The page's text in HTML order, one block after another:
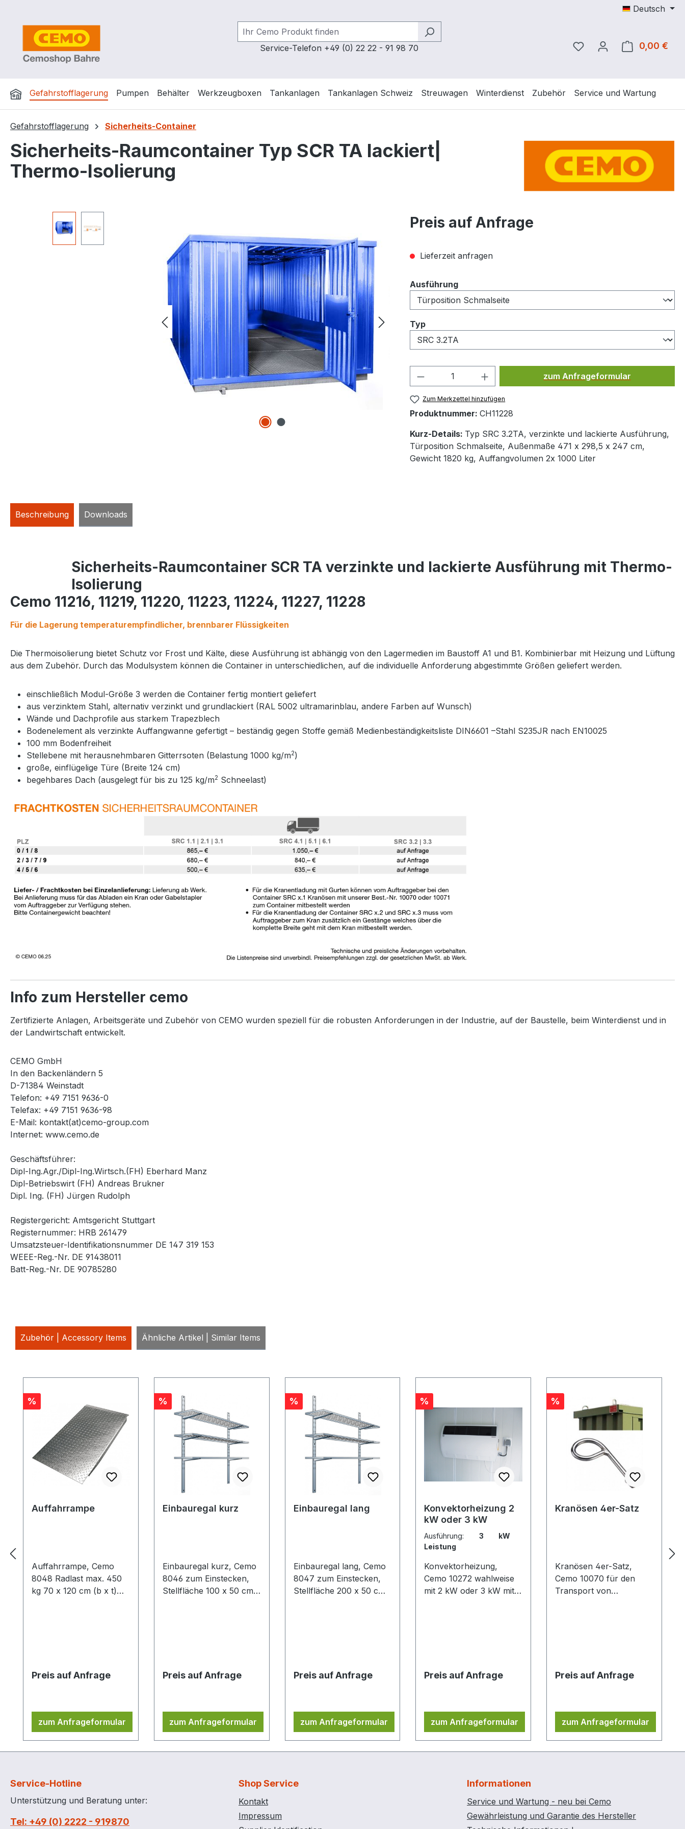
Deutsch
Service-Telefon +49 (0) 22 22 - 91 98 70 Du hast 0 Produkte auf
0,00 €
Gefahrstofflagerung Pumpen Behälter Werkzeugboxen Tankanlagen Tankanlagen Schweiz Streuwagen Winterdienst Zubehör Service und Wartung
Gefahrstofflagerung Sicherheits-Container
Sicherheits-Raumcontainer Typ SCR TA lackiert|
Thermo-Isolierung
Preis auf Anfrage
Lieferzeit anfragen
Ausführungauswählen
Typauswählen
Produkt Anzahl: Gib den
zum Anfrageformular
Zum Merkzettel hinzufügen
Produktnummer: CH11228
Kurz-Details: Typ SRC 3.2TA, verzinkte und lackierte Ausführung,
Türposition Schmalseite, Außenmaße 471 x 298,5 x 247 cm,
Gewicht 1820 kg, Auffangvolumen 2x 1000 Liter
Beschreibung Downloads
Sicherheits-Raumcontainer SCR TA verzinkte und lackierte Ausführung mit Thermo-
Isolierung
Cemo 11216, 11219, 11220, 11223, 11224, 11227, 11228
Für die Lagerung temperaturempfindlicher, brennbarer Flüssigkeiten
Die Thermoisolierung bietet Schutz vor Frost und Kälte, diese Ausführung ist abhängig von den Lagermedien im Baustoff A1 und B1. Kombinierbar mit Heizung und Lüftung
aus dem Zubehör. Durch das Modulsystem können die Container in unterschiedlichen, auf die individuelle Anforderung abgestimmte Größen geliefert werden.
einschließlich Modul-Größe 3 werden die Container fertig montiert geliefert
aus verzinktem Stahl, alternativ verzinkt und grundlackiert (RAL 5002 ultramarinblau, andere Farben auf Wunsch)
Wände und Dachprofile aus starkem Trapezblech
Bodenelement als verzinkte Auffangwanne gefertigt – beständig gegen Stoffe gemäß Medienbeständigkeitsliste DIN6601 –Stahl S235JR nach EN10025
100 mm Bodenfreiheit
Stellebene mit herausnehmbaren Gitterrsoten (Belastung 1000 kg/m2)
große, einflügelige Türe (Breite 124 cm)
begehbares Dach (ausgelegt für bis zu 125 kg/m2 Schneelast)
Info zum Hersteller cemo
Zertifizierte Anlagen, Arbeitsgeräte und Zubehör von CEMO wurden speziell für die robusten Anforderungen in der Industrie, auf der Baustelle, beim Winterdienst und in
der Landwirtschaft entwickelt.
CEMO GmbH
In den Backenländern 5
D-71384 Weinstadt
Telefon: +49 7151 9636-0
Telefax: +49 7151 9636-98
E-Mail: kontakt(at)cemo-group.com
Internet: www.cemo.de
Geschäftsführer:
Dipl-Ing.Agr./Dipl-Ing.Wirtsch.(FH) Eberhard Manz
Dipl-Betriebswirt (FH) Andreas Brukner
Dipl. Ing. (FH) Jürgen Rudolph
Registergericht: Amtsgericht Stuttgart
Registernummer: HRB 261479
Umsatzsteuer-Identifikationsnummer DE 147 319 153
WEEE-Reg.-Nr. DE 91438011
Batt-Reg.-Nr. DE 90785280
Zubehör | Accessory Items Ähnliche Artikel | Similar Items
Rabatt
%
Auffahrrampe
Auffahrrampe, Cemo
8048 Radlast max. 450
kg 70 x 120 cm (b x t)
Preis auf Anfrage
zum Anfrageformular
Rabatt
%
Einbauregal kurz
Einbauregal kurz, Cemo
8046 zum Einstecken,
Stellfläche 100 x 50 cm,
Preis auf Anfrage
zum Anfrageformular
Rabatt
%
Einbauregal lang
Einbauregal lang, Cemo
8047 zum Einstecken,
Stellfläche 200 x 50 cm,
Preis auf Anfrage
zum Anfrageformular
Rabatt
%
Konvektorheizung 2
kW oder 3 kW
Ausführung:3 kW
Leistung
Konvektorheizung,
Cemo 10272 wahlweise
mit 2 kW oder 3 kW mit
Preis auf Anfrage
zum Anfrageformular
Rabatt
%
Kranösen 4er-Satz
Kranösen 4er-Satz,
Cemo 10070 für den
Transport von
Preis auf Anfrage
zum Anfrageformular
Service-Hotline
Unterstützung und Beratung unter:
Tel: +49 (0) 2222 - 919870
Shop Service
Kontakt
Impressum
Informationen
Service und Wartung - neu bei Cemo
Gewährleistung und Garantie des Hersteller